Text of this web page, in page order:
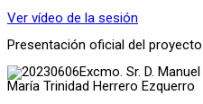
Ver vídeo de la sesión
Presentación oficial del proyecto
Excmo. Sr. D.
María Trinidad Herrero Ezquerro